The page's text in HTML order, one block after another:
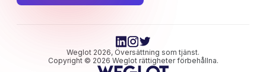
Weglot 2026, Översättning som tjänst.
Copyright © 2026 Weglot rättigheter förbehållna.